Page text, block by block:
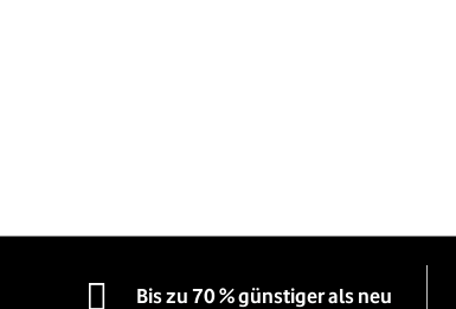
Bis zu 70 % günstiger als neu